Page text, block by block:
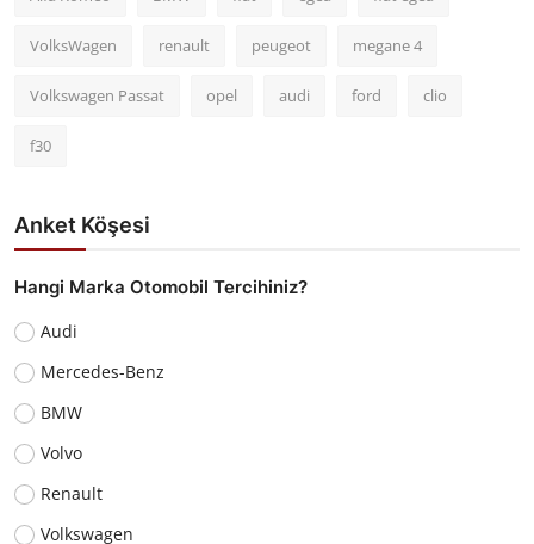
VolksWagen renault peugeot megane 4
Volkswagen Passat opel audi ford clio
f30
Anket Köşesi
Hangi Marka Otomobil Tercihiniz?
Audi
Mercedes-Benz
BMW
Volvo
Renault
Volkswagen